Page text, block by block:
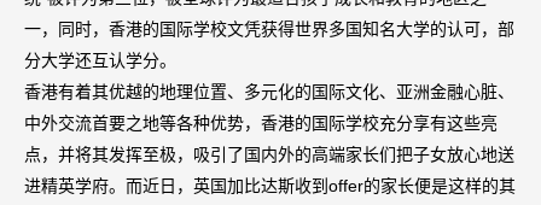
一，同时，香港的国际学校文凭获得世界多国知名大学的认可，部
分大学还互认学分。
香港有着其优越的地理位置、多元化的国际文化、亚洲金融心脏、
中外交流首要之地等各种优势，香港的国际学校充分享有这些亮
点，并将其发挥至极，吸引了国内外的高端家长们把子女放心地送
进精英学府。而近日，英国加比达斯收到offer的家长便是这样的其